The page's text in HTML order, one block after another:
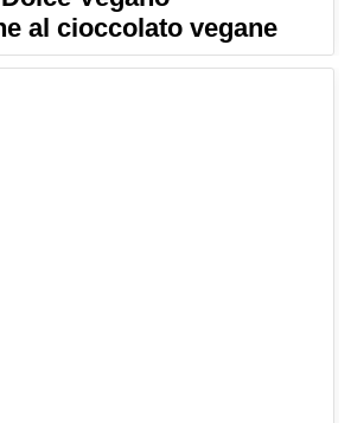
al cioccolato vegane